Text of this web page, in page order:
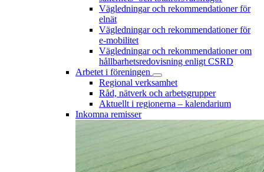
Vägledningar och rekommendationer för
elnät
Vägledningar och rekommendationer för
e-mobilitet
Vägledningar och rekommendationer om
hållbarhetsredovisning enligt CSRD
Arbetet i föreningen
Regional verksamhet
Råd, nätverk och arbetsgrupper
Aktuellt i regionerna – kalendarium
Inkomna remisser